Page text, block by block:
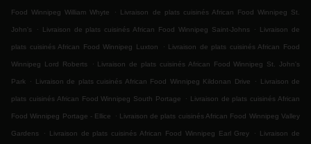
Food Winnipeg William Whyte . Livraison de plats cuisinés African Food Winnipeg St.
John's . Livraison de plats cuisinés African Food Winnipeg Saint-Johns . Livraison de
plats cuisinés African Food Winnipeg Luxton . Livraison de plats cuisinés African Food
Winnipeg Lord Roberts . Livraison de plats cuisinés African Food Winnipeg St. John's
Park . Livraison de plats cuisinés African Food Winnipeg Kildonan Drive . Livraison de
plats cuisinés African Food Winnipeg South Portage . Livraison de plats cuisinés African
Food Winnipeg Portage - Ellice . Livraison de plats cuisinés African Food Winnipeg Valley
Gardens . Livraison de plats cuisinés African Food Winnipeg Earl Grey . Livraison de